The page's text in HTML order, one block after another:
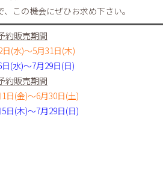
、この機会にぜひお求め下さい。
約販売期間
日(水)〜5月31日(木)
(水)〜7月29日(日)
約販売期間
(金)〜6月30日(土)
(木)〜7月29日(日)